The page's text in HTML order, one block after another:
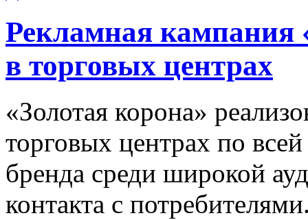
Рекламная кампания
в торговых центрах
«Золотая корона»
торговых центрах по
бренда среди широкой
контакта с